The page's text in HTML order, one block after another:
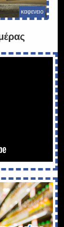
καφενειο